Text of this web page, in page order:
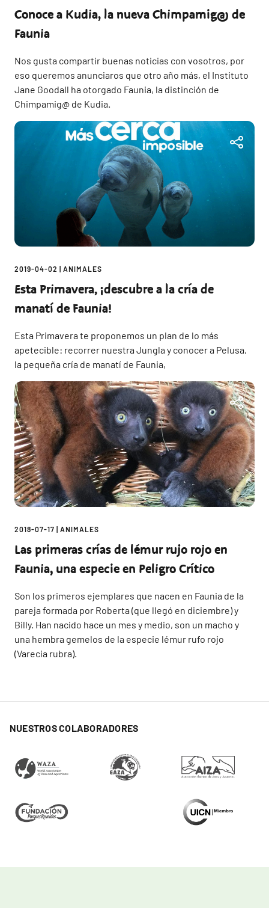
Conoce a Kudia, la nueva Chimpamig@ de
Faunia
Nos gusta compartir buenas noticias con vosotros, por
eso queremos anunciaros que otro año más, el Instituto
Jane Goodall ha otorgado Faunia, la distinción de
Chimpamig@ de Kudia.
2019-04-02 | ANIMALES
Esta Primavera, ¡descubre a la cría de
manatí de Faunia!
Esta Primavera te proponemos un plan de lo más
apetecible: recorrer nuestra Jungla y conocer a Pelusa,
la pequeña cría de manatí de Faunia,
2018-07-17 | ANIMALES
Las primeras crías de lémur rujo rojo en
Faunia, una especie en Peligro Crítico
Son los primeros ejemplares que nacen en Faunia de la
pareja formada por Roberta (que llegó en diciembre) y
Billy. Han nacido hace un mes y medio, son un macho y
una hembra gemelos de la especie lémur rufo rojo
(Varecia rubra).
NUESTROS COLABORADORES